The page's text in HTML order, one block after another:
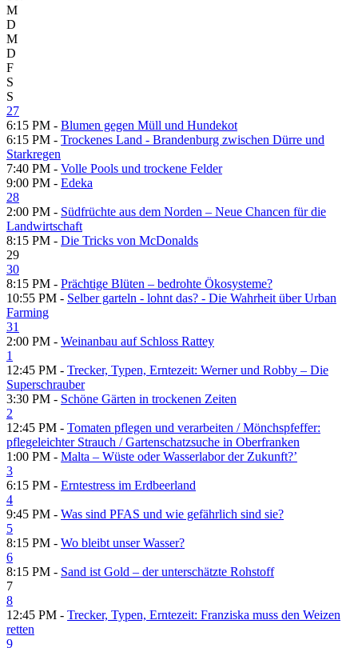
M
D
M
D
F
S
S
27
6:15 PM - Blumen gegen Müll und Hundekot
6:15 PM - Trockenes Land - Brandenburg zwischen Dürre und
Starkregen
7:40 PM - Volle Pools und trockene Felder
9:00 PM - Edeka
28
2:00 PM - Südfrüchte aus dem Norden – Neue Chancen für die
Landwirtschaft
8:15 PM - Die Tricks von McDonalds
29
30
8:15 PM - Prächtige Blüten – bedrohte Ökosysteme?
10:55 PM - Selber garteln - lohnt das? - Die Wahrheit über Urban
Farming
31
2:00 PM - Weinanbau auf Schloss Rattey
1
12:45 PM - Trecker, Typen, Erntezeit: Werner und Robby – Die
Superschrauber
3:30 PM - Schöne Gärten in trockenen Zeiten
2
12:45 PM - Tomaten pflegen und verarbeiten /​ Mönchspfeffer:
pflegeleichter Strauch /​ Gartenschatzsuche in Oberfranken
1:00 PM - Malta – Wüste oder Wasserlabor der Zukunft?’
3
6:15 PM - Erntestress im Erdbeerland
4
9:45 PM - Was sind PFAS und wie gefährlich sind sie?
5
8:15 PM - Wo bleibt unser Wasser?
6
8:15 PM - Sand ist Gold – der unterschätzte Rohstoff
7
8
12:45 PM - Trecker, Typen, Erntezeit: Franziska muss den Weizen
retten
9